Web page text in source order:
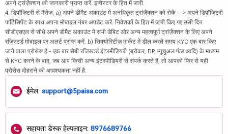
अपने ट्रांज़ैक्शन की जानकारी प्राप्त करें. इन्वेस्टर के हित में जारी.
4. डिपॉज़िटरी से मैसेज: a) अपने डीमैट अकाउंट में अनधिकृत ट्रांज़ैक्शन को रोकें --> अपने डिपॉज़िटरी
पार्टिसिपेंट के साथ अपना मोबाइल नंबर अपडेट करें. निवेशकों के हित में जारी किए गए उसी दिन
सीडीएसएल से सीधे अपने डीमैट अकाउंट में सभी डेबिट और अन्य महत्वपूर्ण ट्रांज़ैक्शन के लिए अपने
रजिस्टर्ड मोबाइल पर अलर्ट प्राप्त करें. b) सिक्योरिटीज़ मार्केट में डील करते समय KYC एक बार किए
जाने वाला प्रोसेस है - एक बार सेबी रजिस्टर्ड इंटरमीडियरी (ब्रोकर, DP, म्यूचुअल फंड आदि) के माध्यम
से KYC करने के बाद, जब आप किसी अन्य इंटरमीडियरी से संपर्क करते हैं, तो आपको फिर से यही
प्रोसेस दोहराने की आवश्यकता नहीं है.
ईमेल: support@5paisa.com
सहायता डेस्क हेल्पलाइन: 8976689766